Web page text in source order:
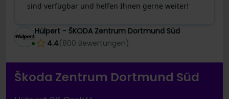
sind verfügbar und helfen Ihnen gerne weiter!
Hülpert - ŠKODA Zentrum Dortmund Süd
4.4(800 Bewertungen)
Škoda Zentrum Dortmund Süd